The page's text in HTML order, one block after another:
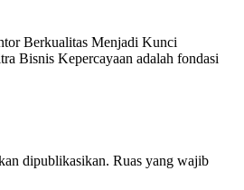
Berkualitas Menjadi Kunci
Bisnis Kepercayaan adalah fondasi
dipublikasikan. Ruas yang wajib